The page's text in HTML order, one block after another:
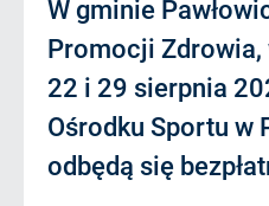
W gminie
Promocji
22 i 29 sierpnia
Ośrodku Sportu w
odbędą się